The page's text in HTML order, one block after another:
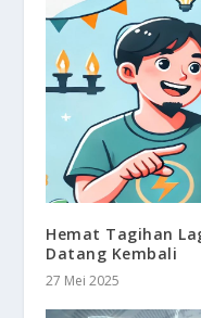
Hemat Tagihan
Datang Kembali
27 Mei 2025